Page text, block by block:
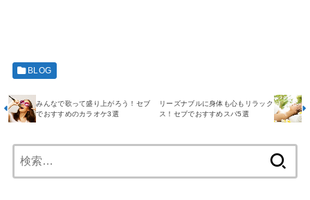
BLOG
みんなで歌って盛り上がろう！セブ
でおすすめのカラオケ3選
リーズナブルに身体も心もリラック
ス！セブでおすすめスパ5選
索: